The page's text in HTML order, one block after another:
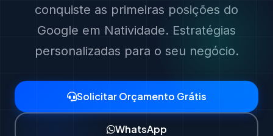
conquiste as primeiras posições do
Google em Natividade. Estratégias
personalizadas para o seu negócio.
Solicitar Orçamento Grátis
WhatsApp